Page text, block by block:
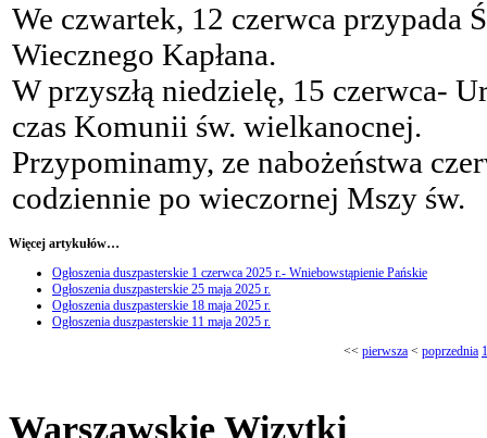
We czwartek, 12 czerwca przypada
Wiecznego Kapłana.
W przyszłą niedzielę, 15 czerwca-
czas Komunii św. wielkanocnej.
Przypominamy, ze nabożeństwa
codziennie po wieczornej Mszy św.
Więcej artykułów…
Ogłoszenia duszpasterskie 1 czerwca 2025 r.- Wniebowstąpienie Pańskie
Ogłoszenia duszpasterskie 25 maja 2025 r.
Ogłoszenia duszpasterskie 18 maja 2025 r.
Ogłoszenia duszpasterskie 11 maja 2025 r.
<< pierwsza < poprzednia
Warszawskie Wizytki